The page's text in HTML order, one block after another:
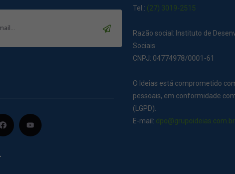
Tel.: (27) 3019-2515
Razão social: Instituto de
Sociais
CNPJ: 04774978/0001-61
O Ideias está comprometido
pessoais, em conformidade
(LGPD).
E-mail: dpo@grupoideias.com.br